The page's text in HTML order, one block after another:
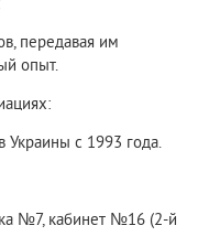
передавая им
опыт.
Украины с 1993 года.
№7, кабинет №16 (2-й